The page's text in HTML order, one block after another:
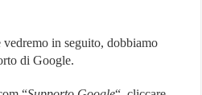
in seguito, dobbiamo
di Google.